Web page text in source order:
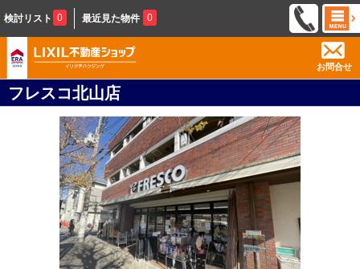
検討リスト 0 最近見た物件 0
お問合せ
フレスコ北山店